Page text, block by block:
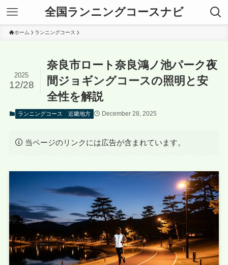
全国ランニングコースナビ
ホーム ランニングコース
奈良市ロート奈良鴻ノ池パーク夜
間ジョギングコースの照明と安
全性を解説
2025
12/28
ランニングコース 近畿地方 December 28, 2025
当ページのリンクには広告が含まれています。